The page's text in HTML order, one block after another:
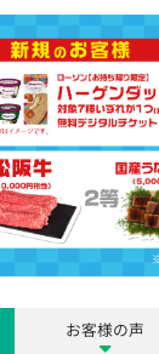
お客様の声